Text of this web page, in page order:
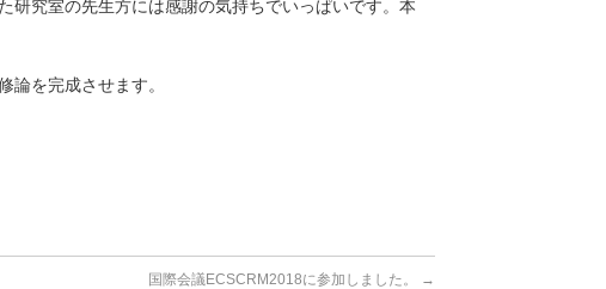
研究室の先生方には感謝の気持ちでいっぱいです。本
論を完成させます。
国際会議ECSCRM2018に参加しました。 →